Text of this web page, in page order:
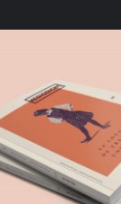
AL CARRITO /